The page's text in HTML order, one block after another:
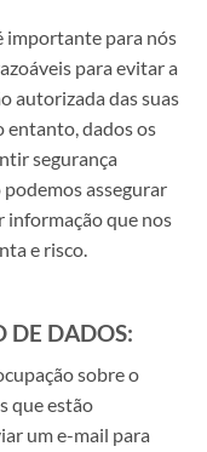
importante para nós
​​para evitar a
autorizada das suas
entanto, dados os
segurança
assegurar
informação que nos
e risco.
DE DADOS:
sobre o
que estão
um e-mail para